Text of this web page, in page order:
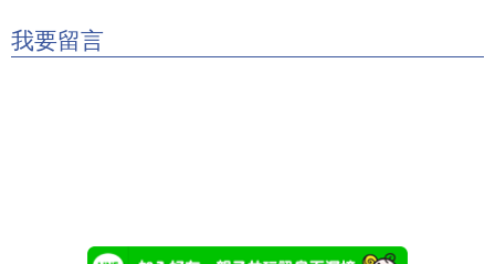
我要留言